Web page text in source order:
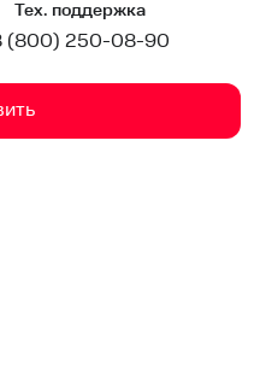
Тех. поддержка
(800) 250-08-90